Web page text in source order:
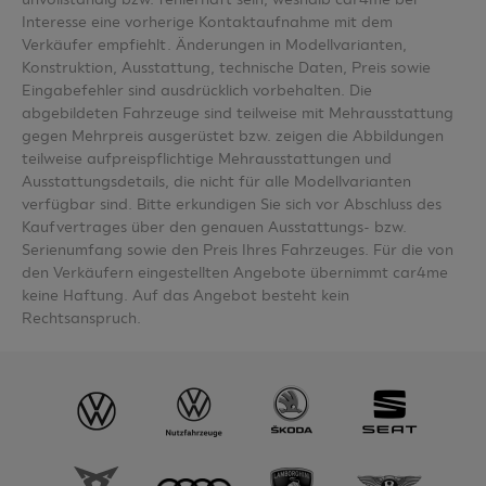
Interesse eine vorherige Kontaktaufnahme mit dem
Verkäufer empfiehlt. Änderungen in Modellvarianten,
Konstruktion, Ausstattung, technische Daten, Preis sowie
Eingabefehler sind ausdrücklich vorbehalten. Die
abgebildeten Fahrzeuge sind teilweise mit Mehrausstattung
gegen Mehrpreis ausgerüstet bzw. zeigen die Abbildungen
teilweise aufpreispflichtige Mehrausstattungen und
Ausstattungsdetails, die nicht für alle Modellvarianten
verfügbar sind. Bitte erkundigen Sie sich vor Abschluss des
Kaufvertrages über den genauen Ausstattungs- bzw.
Serienumfang sowie den Preis Ihres Fahrzeuges. Für die von
den Verkäufern eingestellten Angebote übernimmt car4me
keine Haftung. Auf das Angebot besteht kein
Rechtsanspruch.